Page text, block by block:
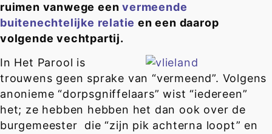
ruimen vanwege eenvermeende
buitenechtelijke relatie en een daarop
volgende vechtpartij.
In Het Parool is
trouwens geen sprake van “vermeend”. Volgens
anonieme “dorpsgniffelaars” wist “iedereen”
het; ze hebben hebben het dan ook over de
burgemeester die “zijn pik achterna loopt” en